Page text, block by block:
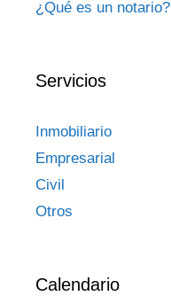
¿Qué es un notario?
Servicios
Inmobiliario
Empresarial
Civil
Otros
Calendario